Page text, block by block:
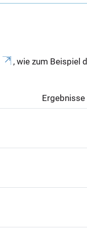
, wie zum Beispiel